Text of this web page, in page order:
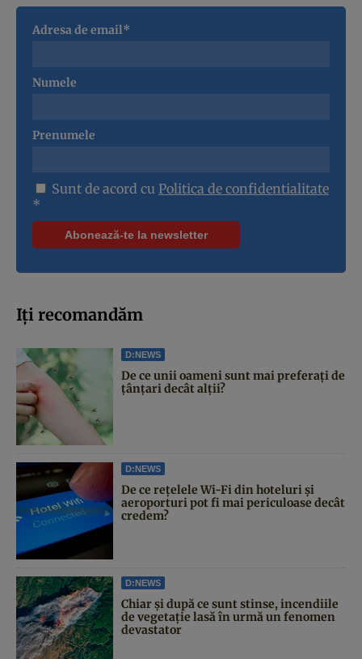
Adresa de email*
Numele
Prenumele
Sunt de acord cu Politica de confidentialitate
*
Iți recomandăm
D:NEWS
De ce unii oameni sunt mai preferați de
țânțari decât alții?
D:NEWS
De ce rețelele Wi-Fi din hoteluri și
aeroporturi pot fi mai periculoase decât
credem?
D:NEWS
Chiar și după ce sunt stinse, incendiile
de vegetație lasă în urmă un fenomen
devastator